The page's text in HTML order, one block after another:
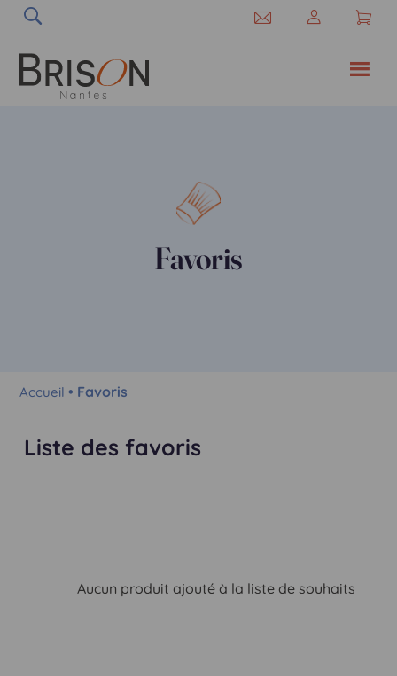
Favoris
Accueil • Favoris
Liste des favoris
Aucun produit ajouté à la liste de souhaits